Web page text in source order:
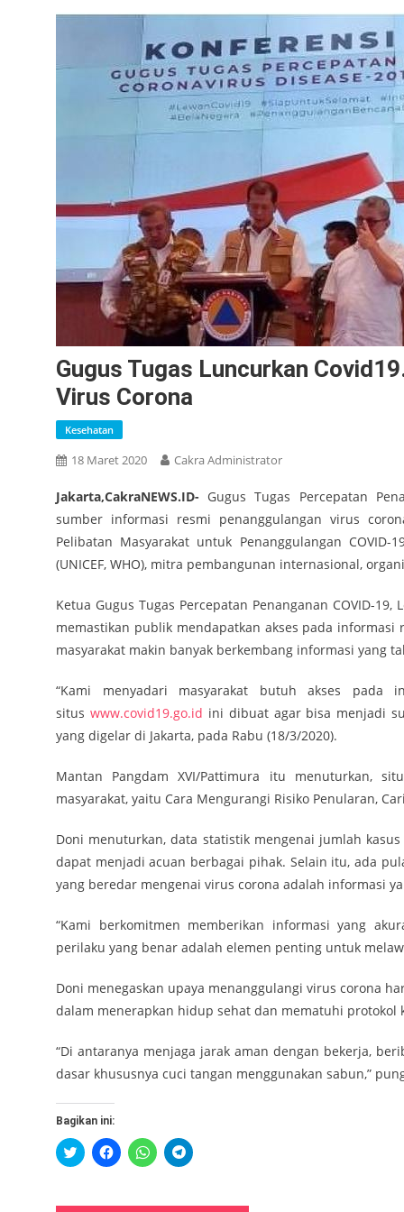
Gugus Tugas Luncurkan
Virus Corona
Kesehatan
18 Maret 2020 Cakra Administrator
Jakarta,CakraNEWS.ID- Gugus Tugas Percepatan
sumber informasi resmi penanggulangan virus
Pelibatan Masyarakat untuk Penanggulangan
(UNICEF, WHO), mitra pembangunan internasional,
Ketua Gugus Tugas Percepatan Penanganan COVID-
memastikan publik mendapatkan akses pada
masyarakat makin banyak berkembang informasi yang
“Kami menyadari masyarakat butuh akses pada
situs www.covid19.go.id ini dibuat agar bisa menjadi
yang digelar di Jakarta, pada Rabu (18/3/2020).
Mantan Pangdam XVI/Pattimura itu menuturkan,
masyarakat, yaitu Cara Mengurangi Risiko Penularan,
Doni menuturkan, data statistik mengenai jumlah
dapat menjadi acuan berbagai pihak. Selain itu, ada
yang beredar mengenai virus corona adalah informasi
“Kami berkomitmen memberikan informasi yang
perilaku yang benar adalah elemen penting untuk
Doni menegaskan upaya menanggulangi virus corona
dalam menerapkan hidup sehat dan mematuhi protokol
“Di antaranya menjaga jarak aman dengan bekerja,
dasar khususnya cuci tangan menggunakan sabun,”
Bagikan ini:
Klik
untuk
di
Klik
untuk
di
Klik
untuk
di
Klik
untuk
di